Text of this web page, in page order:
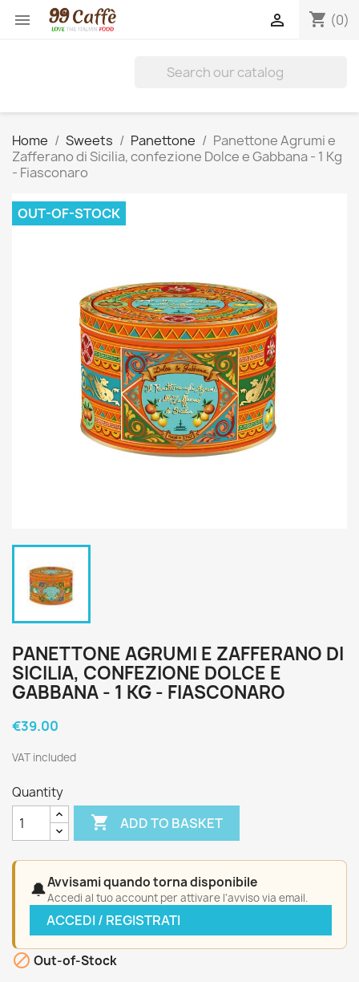
 shopping_cart (0)

Home Sweets Panettone
Panettone Agrumi e
Zafferano di Sicilia, confezione Dolce e Gabbana - 1 Kg
- Fiasconaro
OUT-OF-STOCK
PANETTONE AGRUMI E ZAFFERANO DI
SICILIA, CONFEZIONE DOLCE E
GABBANA - 1 KG - FIASCONARO
€39.00
VAT included
Quantity
 ADD TO BASKET
🔔Avvisami quando torna disponibile
Accedi al tuo account per attivare l'avviso via email.
ACCEDI / REGISTRATI
 Out-of-Stock